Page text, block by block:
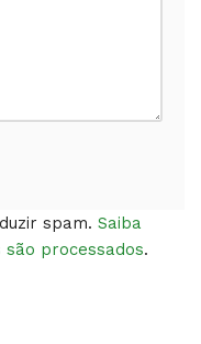
spam. Saiba
processados.